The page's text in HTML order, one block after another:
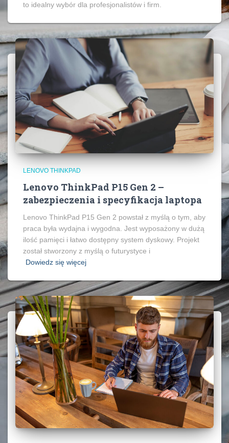
to idealny wybór dla profesjonalistów i firm.
LENOVO THINKPAD
Lenovo ThinkPad P15 Gen 2 –
zabezpieczenia i specyfikacja laptopa
Lenovo ThinkPad P15 Gen 2 powstał z myślą o tym, aby
praca była wydajna i wygodna. Jest wyposażony w dużą
ilość pamięci i łatwo dostępny system dyskowy. Projekt
został stworzony z myślą o futurystyce i
Dowiedz się więcej